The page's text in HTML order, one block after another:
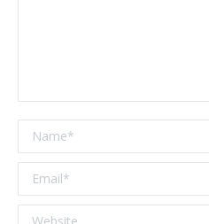
Name *
Email *
Website